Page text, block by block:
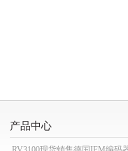
产品中心